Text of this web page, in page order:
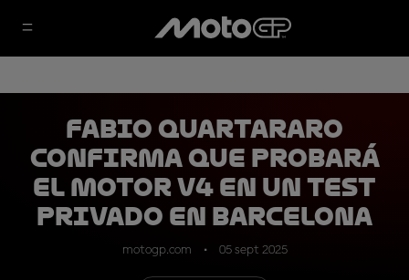
Fabio Quartararo
confirma que probará
el motor V4 en un test
privado en Barcelona
motogp.com 05 sept 2025